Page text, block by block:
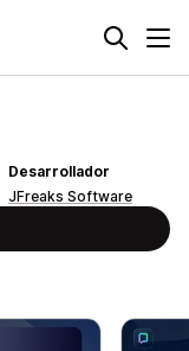
Desarrollador
JFreaks Software